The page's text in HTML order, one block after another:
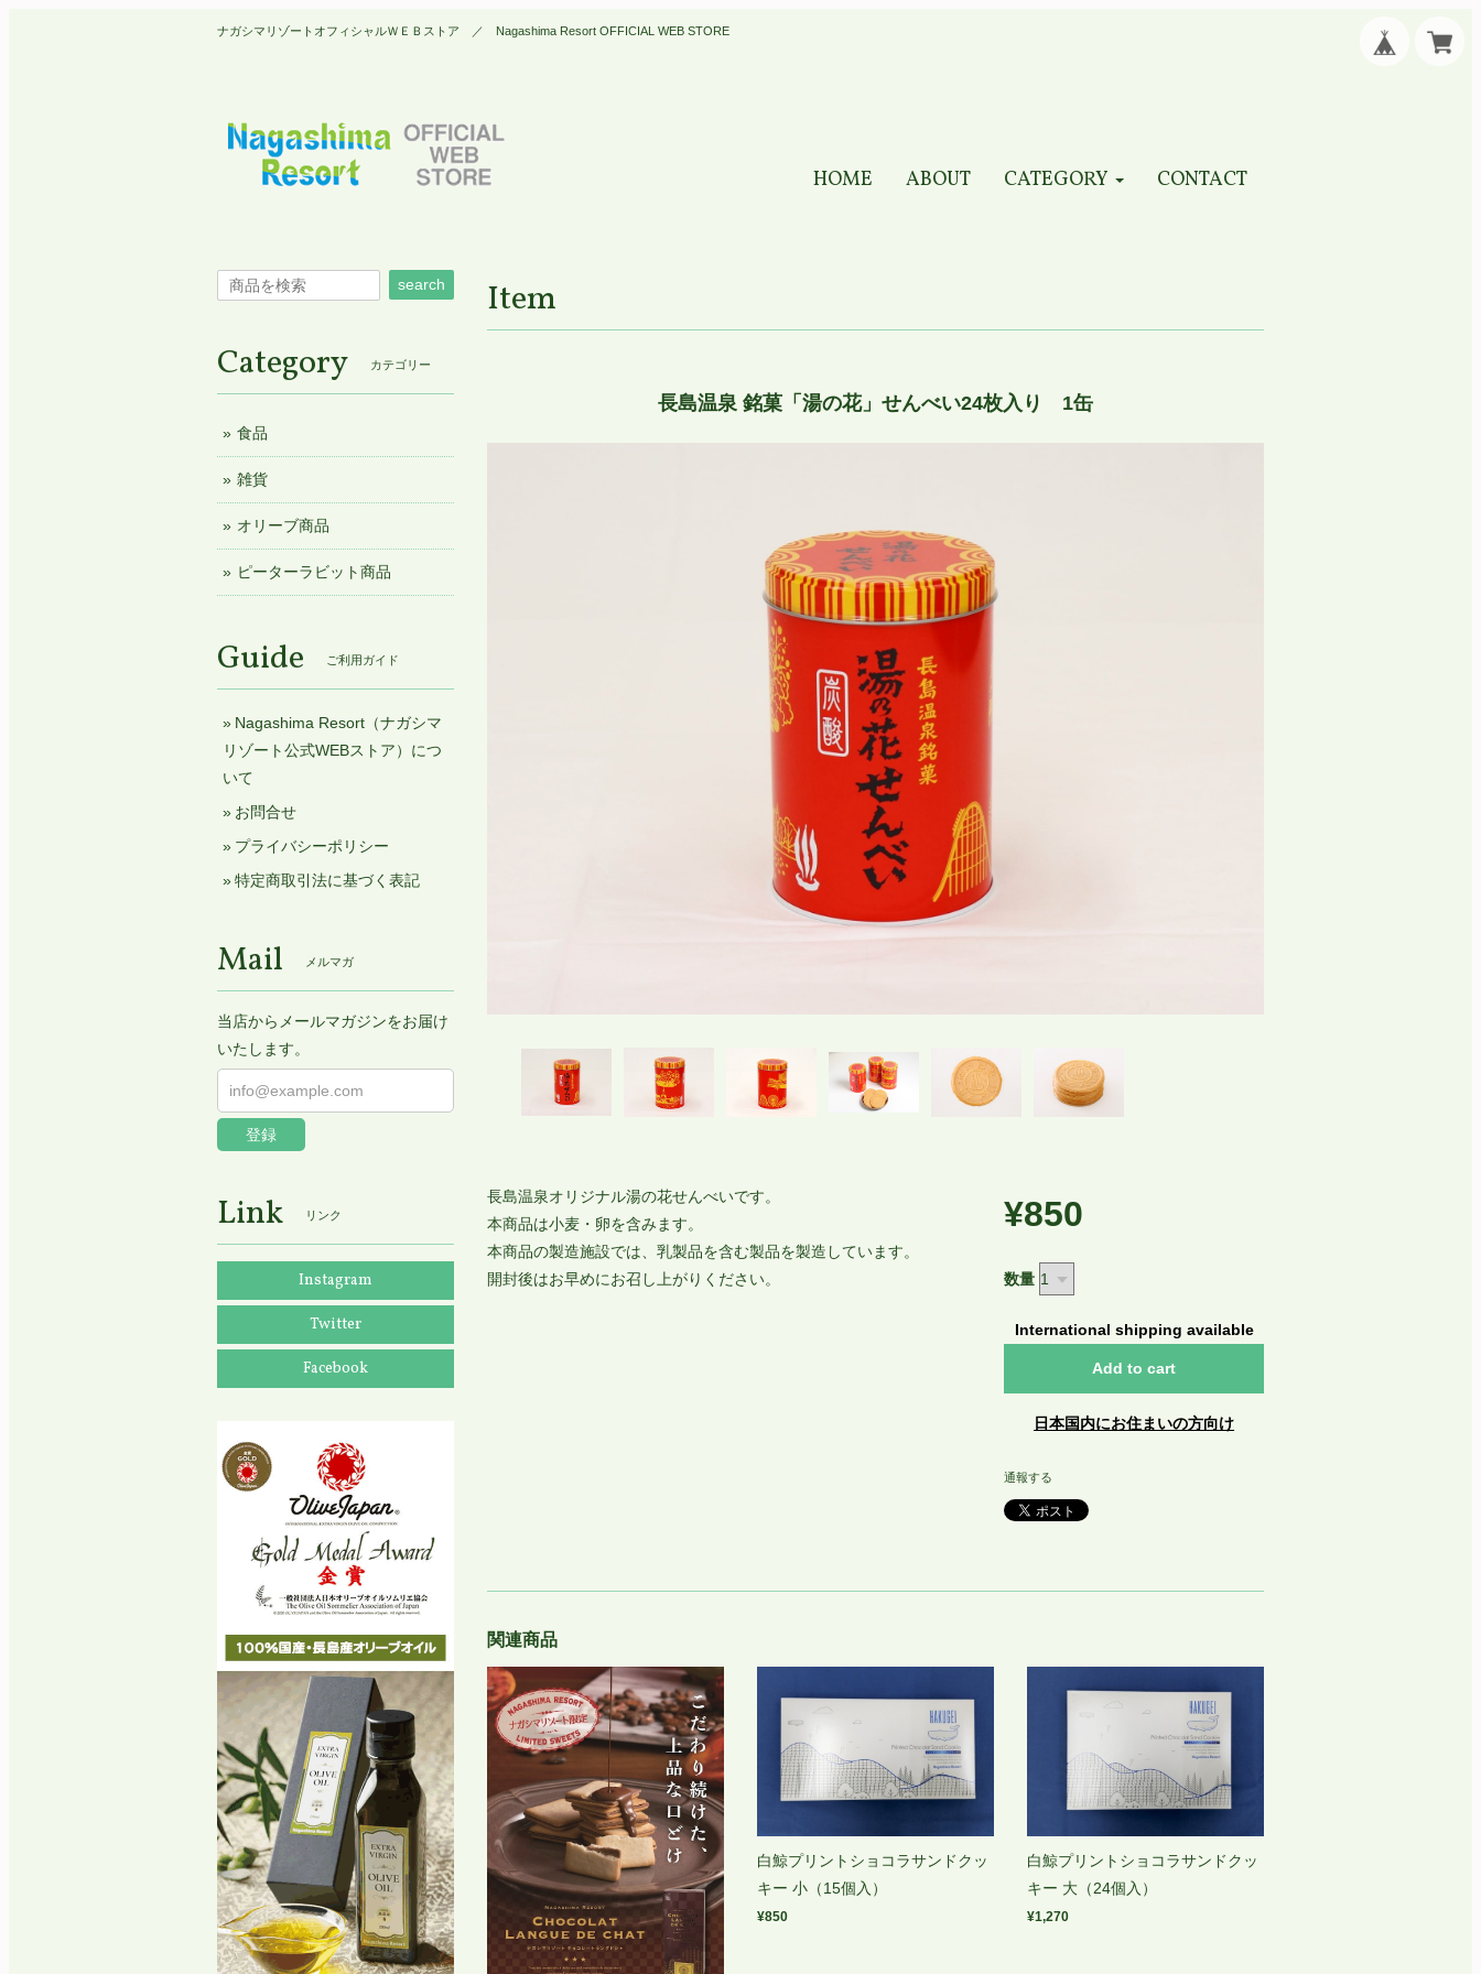
ナガシマリゾートオフィシャルＷＥＢストア ／ Nagashima Resort OFFICIAL WEB STORE
HOME ABOUT CATEGORY CONTACT
Item
長島温泉 銘菓「湯の花」せんべい24枚入り 1缶
長島温泉オリジナル湯の花せんべいです。
本商品は小麦・卵を含みます。
本商品の製造施設では、乳製品を含む製品を製造しています。
開封後はお早めにお召し上がりください。
¥850
数量
International shipping available
Add to cart
日本国内にお住まいの方向け
通報する
関連商品
白鯨プリントショコラサンドクッ
キー 小（15個入）
¥850
白鯨プリントショコラサンドクッ
キー 大（24個入）
¥1,270
search
Category カテゴリー
食品
雑貨
オリーブ商品
ピーターラビット商品
Guide ご利用ガイド
Nagashima Resort（ナガシマ
リゾート公式WEBストア）につ
いて
お問合せ
プライバシーポリシー
特定商取引法に基づく表記
Mail メルマガ
当店からメールマガジンをお届け
いたします。
登録
Link リンク
Instagram
Twitter
Facebook